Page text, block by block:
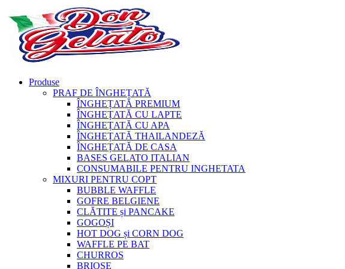
Produse
PRAF DE ÎNGHEȚATĂ
ÎNGHEȚATĂ PREMIUM
ÎNGHEȚATĂ CU LAPTE
ÎNGHEȚATĂ CU APA
ÎNGHEȚATĂ THAILANDEZĂ
ÎNGHEȚATĂ DE CASA
BASES GELATO ITALIAN
CONSUMABILE PENTRU INGHETATA
MIXURI PENTRU COPT
BUBBLE WAFFLE
GOFRE BELGIENE
CLĂTITE și PANCAKE
GOGOȘI
HOT DOG și CORN DOG
WAFFLE PE BAT
CHURROS
BRIOȘE